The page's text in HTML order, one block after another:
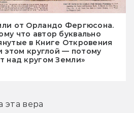
от Орландо Фергюсона.
что автор буквально
в Книге Откровения
этом круглой — потому
над кругом Земли»
эта вера